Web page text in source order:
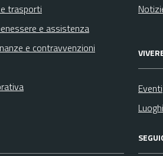
trasporti
e assistenza
e contravvenzioni
Eventi
Luoghi